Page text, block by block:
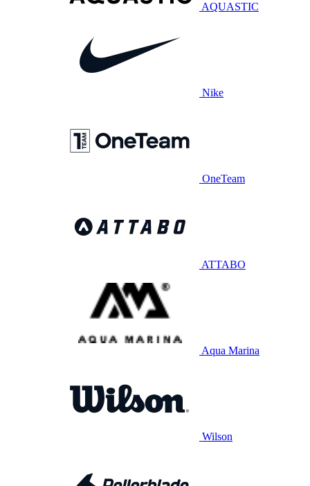
AQUASTIC
Nike
OneTeam
ATTABO
Aqua Marina
Wilson